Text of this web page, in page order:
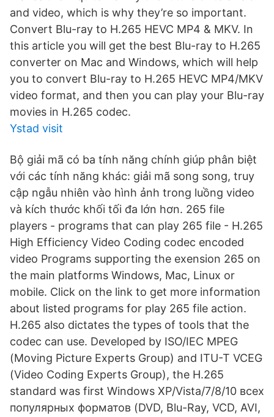
and video, which is why they’re so important.
Convert Blu-ray to H.265 HEVC MP4 & MKV. In
this article you will get the best Blu-ray to H.265
converter on Mac and Windows, which will help
you to convert Blu-ray to H.265 HEVC MP4/MKV
video format, and then you can play your Blu-ray
movies in H.265 codec.
Ystad visit
Bộ giải mã có ba tính năng chính giúp phân biệt
với các tính năng khác: giải mã song song, truy
cập ngẫu nhiên vào hình ảnh trong luồng video
và kích thước khối tối đa lớn hơn. 265 file
players - programs that can play 265 file - H.265
High Efficiency Video Coding codec encoded
video Programs supporting the exension 265 on
the main platforms Windows, Mac, Linux or
mobile. Click on the link to get more information
about listed programs for play 265 file action.
H.265 also dictates the types of tools that the
codec can use. Developed by ISO/IEC MPEG
(Moving Picture Experts Group) and ITU-T VCEG
(Video Coding Experts Group), the H.265
standard was first Windows XP/Vista/7/8/10 всех
популярных форматов (DVD, Blu-Ray, VCD, AVI,